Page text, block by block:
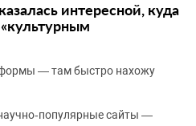
интересной, куда
— там быстро нахожу
сайты —